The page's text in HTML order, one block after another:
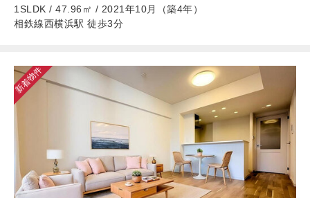
1SLDK / 47.96㎡ / 2021年10月（築4年）
相鉄線西横浜駅 徒歩3分
新着物件